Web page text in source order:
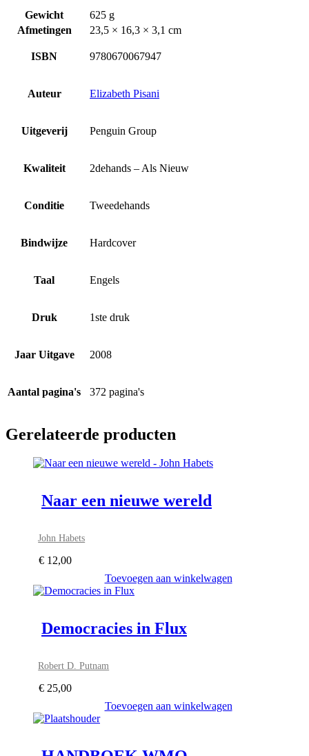
Gewicht
625 g
Afmetingen
23,5 × 16,3 × 3,1 cm
ISBN 9780670067947
Auteur Elizabeth Pisani
Uitgeverij Penguin Group
Kwaliteit 2dehands – Als Nieuw
Conditie Tweedehands
Bindwijze Hardcover
Taal Engels
Druk 1ste druk
Jaar Uitgave 2008
Aantal pagina's 372 pagina's
Gerelateerde producten
Naar een nieuwe wereld
John Habets
€ 12,00
Toevoegen aan winkelwagen
Democracies in Flux
Robert D. Putnam
€ 25,00
Toevoegen aan winkelwagen